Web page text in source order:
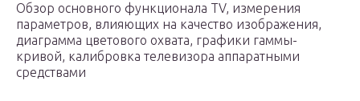
Обзор основного функционала TV, измерения
параметров, влияющих на качество изображения,
диаграмма цветового охвата, графики гаммы-
кривой, калибровка телевизора аппаратными
средствами